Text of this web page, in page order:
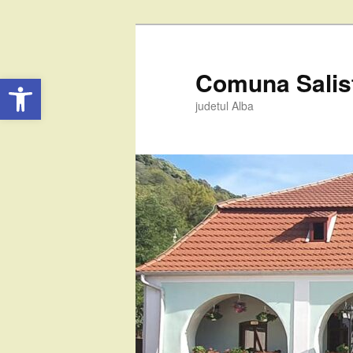
Deschide bara de unelte Comuna
judetul Alba